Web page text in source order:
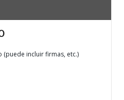
incluir firmas, etc.)